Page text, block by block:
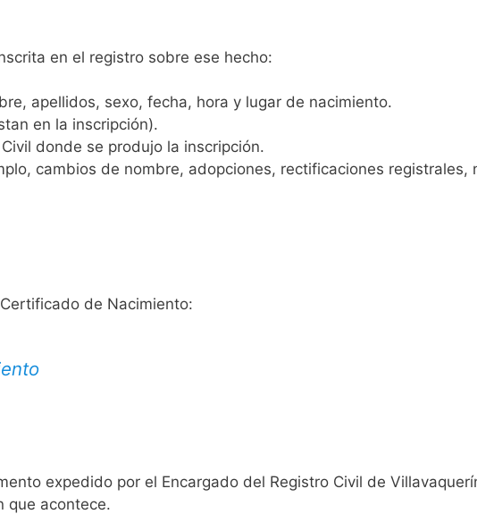
en el registro sobre ese hecho:
apellidos, sexo, fecha, hora y lugar de nacimiento.
en la inscripción).
donde se produjo la inscripción.
cambios de nombre, adopciones, rectificaciones registrales,
de Nacimiento:
expedido por el Encargado del Registro Civil de
que acontece.